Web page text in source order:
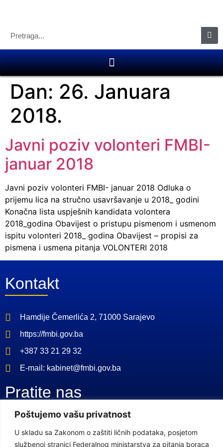
Poštujemo vašu privatnost
U skladu sa Zakonom o zaštiti ličnih podataka, posjetom
službenoj stranici Federalnog ministarstva za pitanja boraca
Dan: 26. Januara
2018.
Javni poziv volonteri FMBI-
januar 2018
Javni poziv volonteri FMBI- januar 2018 Odluka o
prijemu lica na stručno usavršavanje u 2018_ godini
Konačna lista uspješnih kandidata volontera
2018_godina Obavijest o pristupu pismenom i usmenom
ispitu volonteri 2018_ godina Obavijest – propisi za
pismena i usmena pitanja VOLONTERI 2018
Kontakt
Hamdije Čemerlića 2, 71000 Sarajevo
https://fmbi.gov.ba
+387 33 21 29 32
E-mail: kabinet@fmbi.gov.ba
Pratite nas
Youtube Kanal